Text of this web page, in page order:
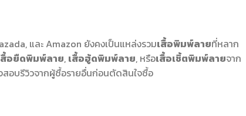
และ Amazon ยังคงเป็นแหล่งรวมเสื้อพิมพ์ลายที่หลาก
สื้อยืดพิมพ์ลาย, เสื้อฮู้ดพิมพ์ลาย, หรือเสื้อเชิ้ตพิมพ์ลายจาก
อบรีวิวจากผู้ซื้อรายอื่นก่อนตัดสินใจซื้อ